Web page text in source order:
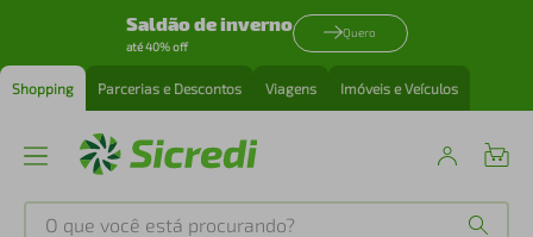
Saldão de inverno
até 40% off
Quero
Shopping Parcerias e Descontos Viagens Imóveis e Veículos
O que você está procurando?